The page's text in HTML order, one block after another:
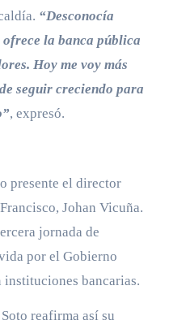
“Desconocía
ofrece la banca pública
Hoy me voy más
seguir creciendo para
, expresó.
presente el director
Johan Vicuña.
jornada de
por el Gobierno
bancarias.
reafirma así su